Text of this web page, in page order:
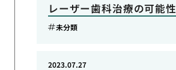
レーザー歯科治療の可能性
未分類
2023.07.27